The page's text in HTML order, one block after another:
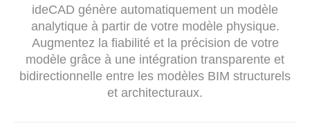
ideCAD génère automatiquement un modèle
analytique à partir de votre modèle physique.
Augmentez la fiabilité et la précision de votre
modèle grâce à une intégration transparente et
bidirectionnelle entre les modèles BIM structurels
et architecturaux.